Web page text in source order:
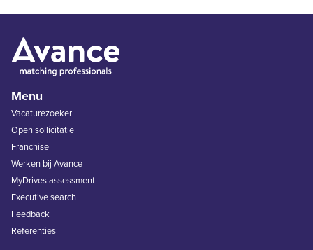
Menu
Vacaturezoeker
Open sollicitatie
Franchise
Werken bij Avance
MyDrives assessment
Executive search
Feedback
Referenties